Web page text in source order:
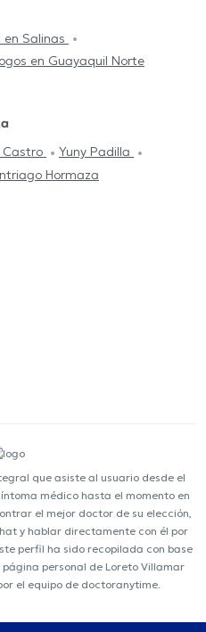
en Salinas
en Guayaquil Norte
Castro
Yuny Padilla
Hormaza
que asiste al usuario desde el
médico hasta el momento en
el mejor doctor de su elección,
y hablar directamente con él por
perfil ha sido recopilada con base
personal de Loreto Villamar
el equipo de doctoranytime.